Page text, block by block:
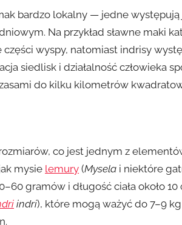
bardzo lokalny — jedne występują
Na przykład sławne maki
wyspy, natomiast indrisy
siedlisk i działalność człowieka
do kilku kilometrów
co jest jednym z
mysie lemury (Mysela i niektóre
gramów i długość ciała około 10
indri), które mogą ważyć do 7–9